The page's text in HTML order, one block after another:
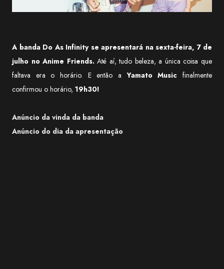
A banda Do As Infinity se apresentará na sexta-feira, 7 de
julho no Anime Friends.Até aí, tudo beleza, a única coisa que
faltava era o horário. E então aYamato Musicfinalmente
confirmou o horário, 19h30!
Anúncio da vinda da banda
Anúncio do dia da apresentação